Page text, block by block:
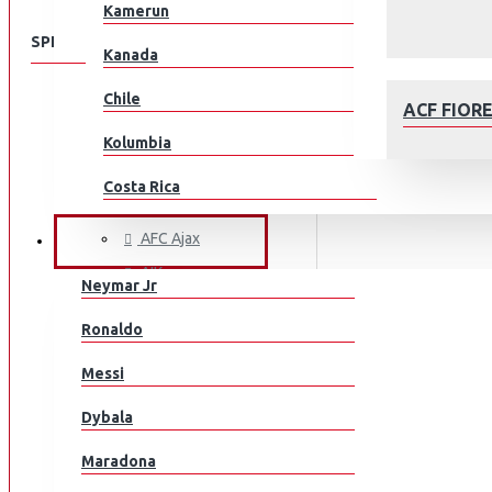
ACF
Kamerun
Kanada
Chile
Kolumbia
Costa Rica
Kroatia
Tšekki
Tanska
Egypti
EL Salvador
JALKAPALLOILIJAT
Neymar Jr
Ronaldo
Messi
Dybala
Maradona
SPEISEKARTE
KLUBEILLE
Aberdeen
ACF Fiorentina
AFC Ajax
AIK
AS Monaco
Athletic Bilbao